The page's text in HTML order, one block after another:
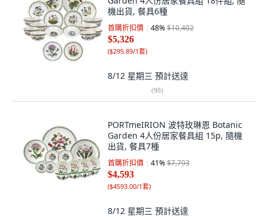
機出貨, 餐具6種
首購折扣價 48%$10,402
$5,326
($295.89/1套)
8/12 星期三 預計送達
(90)
PORTmeIRION 波特玫琳恩 Botanic
Garden 4人份居家餐具組 15p, 隨機
出貨, 餐具7種
首購折扣價 41%$7,793
$4,593
($4593.00/1套)
8/12 星期三 預計送達